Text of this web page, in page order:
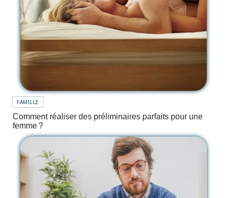
FAMILLE
Comment réaliser des préliminaires parfaits pour une
femme ?